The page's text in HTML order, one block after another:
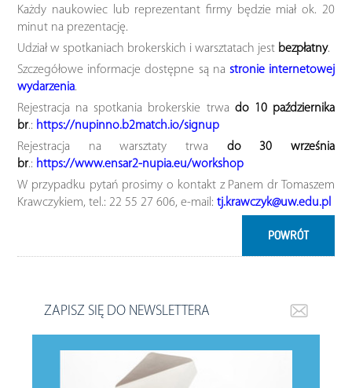
Każdy naukowiec lub reprezentant firmy będzie miał ok. 20
minut na prezentację.
Udział w spotkaniach brokerskich i warsztatach jest bezpłatny.
Szczegółowe informacje dostępne są na stronie internetowej
wydarzenia.
Rejestracja na spotkania brokerskie trwa do 10 października
br.: https://nupinno.b2match.io/signup
Rejestracja na warsztaty trwa do 30 września
br.: https://www.ensar2-nupia.eu/workshop
W przypadku pytań prosimy o kontakt z Panem dr Tomaszem
Krawczykiem, tel.: 22 55 27 606, e-mail:tj.krawczyk@uw.edu.pl
POWRÓT
ZAPISZ SIĘ DO NEWSLETTERA